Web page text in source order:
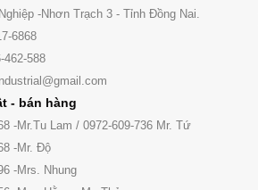
-Nhơn Trạch 3 - Tỉnh Đồng Nai.
6868
462-588
- bán hàng
-Mr.Tu Lam / 0972-609-736 Mr. Tứ
-Mr. Độ
-Mrs. Nhung